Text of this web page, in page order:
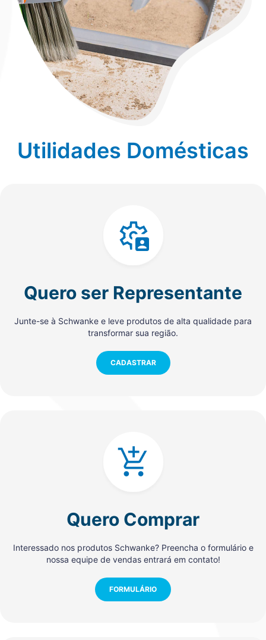
Utilidades Domésticas
Quero ser Representante
Junte-se à Schwanke e leve produtos de alta qualidade para
transformar sua região.
CADASTRAR
Quero Comprar
Interessado nos produtos Schwanke? Preencha o formulário e
nossa equipe de vendas entrará em contato!
FORMULÁRIO